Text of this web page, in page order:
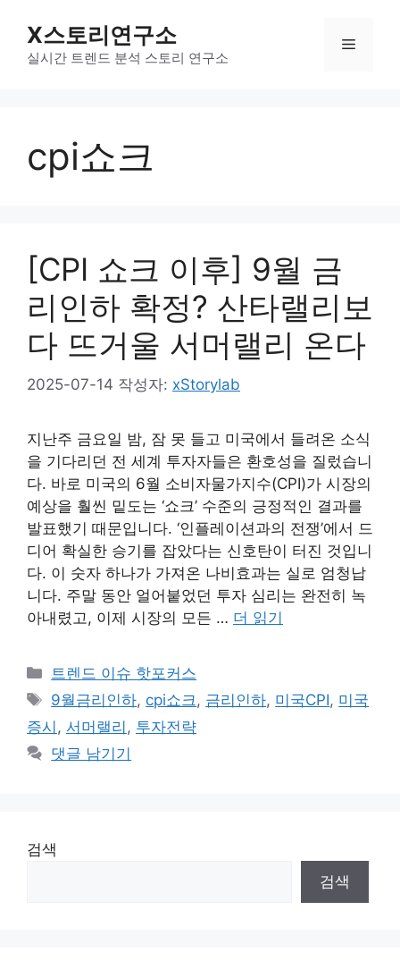
X스토리연구소
실시간 트렌드 분석 스토리 연구소
메
cpi쇼크
[CPI 쇼크 이후] 9월 금
리인하 확정? 산타랠리보
다 뜨거울 서머랠리 온다
2025-07-14 작성자: xStorylab
지난주 금요일 밤, 잠 못 들고 미국에서 들려온 소식
을 기다리던 전 세계 투자자들은 환호성을 질렀습니
다. 바로 미국의 6월 소비자물가지수(CPI)가 시장의
예상을 훨씬 밑도는 ‘쇼크’ 수준의 긍정적인 결과를
발표했기 때문입니다. ‘인플레이션과의 전쟁’에서 드
디어 확실한 승기를 잡았다는 신호탄이 터진 것입니
다. 이 숫자 하나가 가져온 나비효과는 실로 엄청납
니다. 주말 동안 얼어붙었던 투자 심리는 완전히 녹
아내렸고, 이제 시장의 모든 … 더 읽기
카
테
리
트렌드 이슈 핫포커스
태
그
9월금리인하, cpi쇼크 , 금리인하, 미국CPI, 미국
증시 , 서머랠리 , 투자전략
댓글 남기기
검색
검색